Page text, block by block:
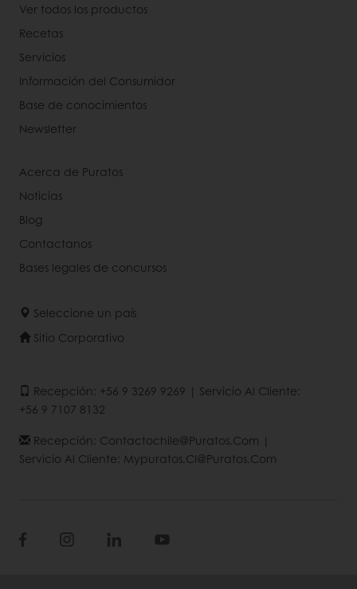
Ver todos los productos
Recetas
Servicios
Información del Consumidor
Base de conocimientos
Newsletter
Acerca de Puratos
Noticias
Blog
Contactanos
Bases legales de concursos
Seleccione un país
Sitio Corporativo
Recepción: +56 9 3269 9269 | Servicio Al Cliente:
+56 9 7107 8132
Recepción: Contactochile@puratos.com |
Servicio Al Cliente: Mypuratos.cl@puratos.com